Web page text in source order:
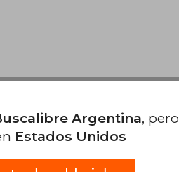
evaluación
Argentina, pero
Estados Unidos